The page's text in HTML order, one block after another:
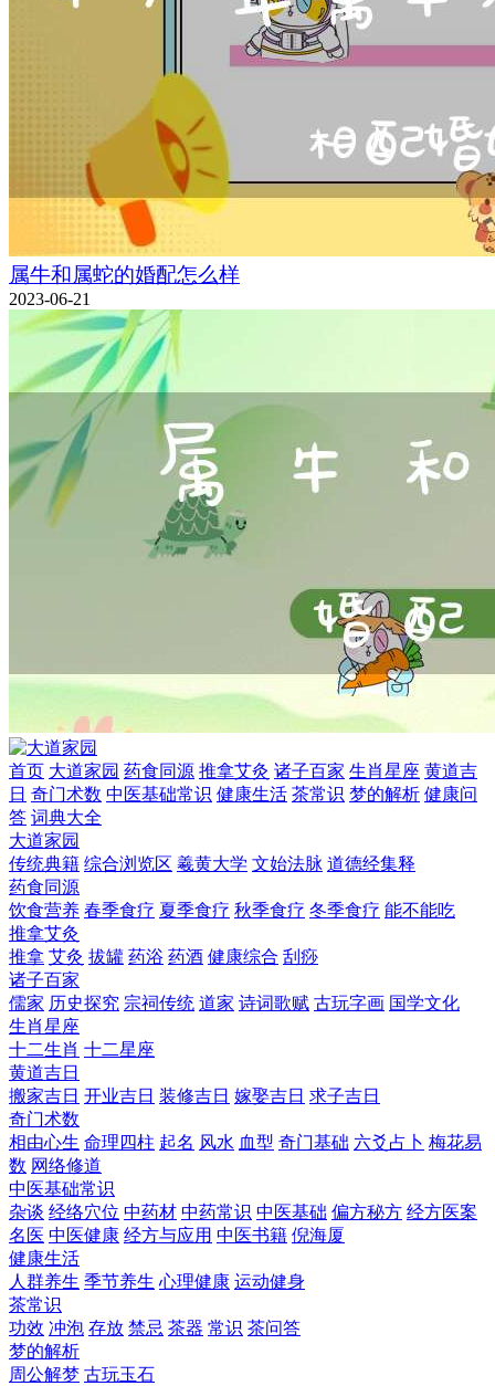
属牛和属蛇的婚配怎么样
2023-06-21
首页 大道家园 药食同源 推拿艾灸 诸子百家 生肖星座 黄道吉
日 奇门术数 中医基础常识 健康生活 茶常识 梦的解析 健康问
答 词典大全
大道家园
传统典籍 综合浏览区 羲黄大学 文始法脉 道德经集释
药食同源
饮食营养 春季食疗 夏季食疗 秋季食疗 冬季食疗 能不能吃
推拿艾灸
推拿 艾灸 拔罐 药浴 药酒 健康综合 刮痧
诸子百家
儒家 历史探究 宗祠传统 道家 诗词歌赋 古玩字画 国学文化
生肖星座
十二生肖 十二星座
黄道吉日
搬家吉日 开业吉日 装修吉日 嫁娶吉日 求子吉日
奇门术数
相由心生 命理四柱 起名 风水 血型 奇门基础 六爻占卜 梅花易
数 网络修道
中医基础常识
杂谈 经络穴位 中药材 中药常识 中医基础 偏方秘方 经方医案
名医 中医健康 经方与应用 中医书籍 倪海厦
健康生活
人群养生 季节养生 心理健康 运动健身
茶常识
功效 冲泡 存放 禁忌 茶器 常识 茶问答
梦的解析
周公解梦 古玩玉石